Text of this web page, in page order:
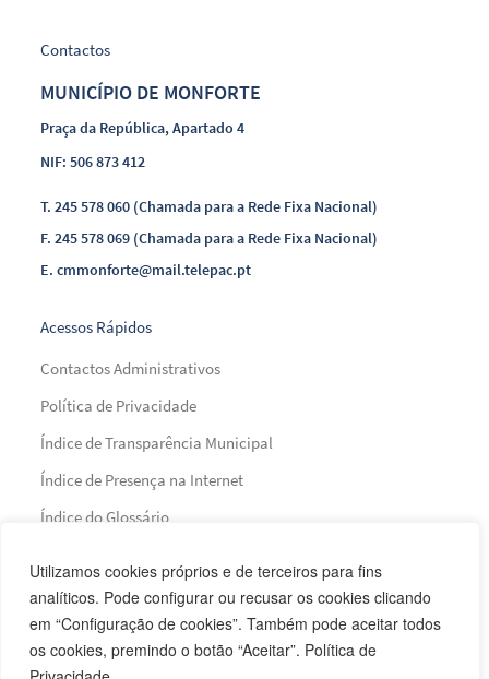
Utilizamos cookies próprios e de terceiros para fins
analíticos. Pode configurar ou recusar os cookies clicando
em “Configuração de cookies”. Também pode aceitar todos
os cookies, premindo o botão “Aceitar”. Política de
Contactos
MUNICÍPIO DE MONFORTE
Praça da República, Apartado 4
NIF: 506 873 412
T.245 578 060 (Chamada para a Rede Fixa Nacional)
F.245 578 069 (Chamada para a Rede Fixa Nacional)
E.cmmonforte@mail.telepac.pt
Acessos Rápidos
Contactos Administrativos
Política de Privacidade
Índice de Transparência Municipal
Índice de Presença na Internet
Índice do Glossário
Financiamento